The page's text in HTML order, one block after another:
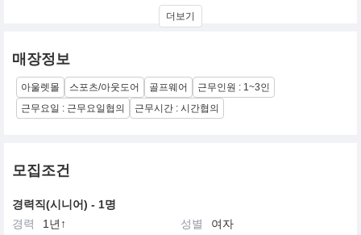
Spolife(Sports + Life)를 지향하는 브랜드로서, 새롭고 신선한 골프
웨어에서 같이 성장할 적극적인 스탭을 모십니다.
더보기
매장정보
아울렛몰 스포츠/아웃도어 골프웨어
근무인원 : 1~3인
근무요일 : 근무요일협의
근무시간 : 시간협의
모집조건
경력직(시니어) - 1명
경력
1년↑ 성별
여자